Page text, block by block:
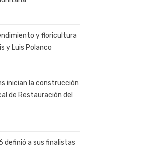
y floricultura
y Luis Polanco
inician la construcción
de Restauración del
definió a sus finalistas